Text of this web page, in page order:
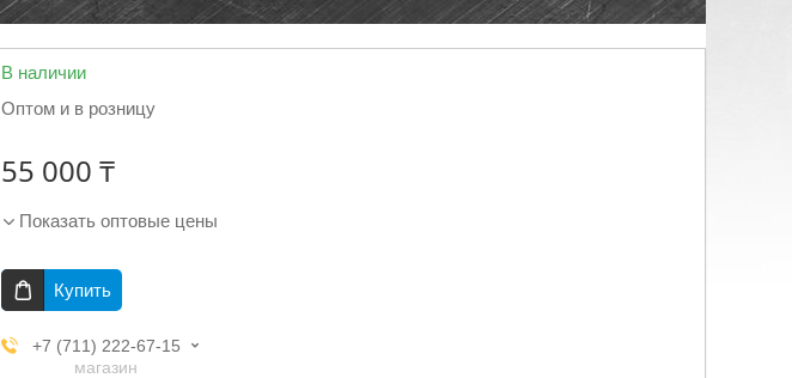
В наличии
Оптом и в розницу
55 000 ₸
Показать оптовые цены
Купить
+7 (711) 222-67-15
магазин